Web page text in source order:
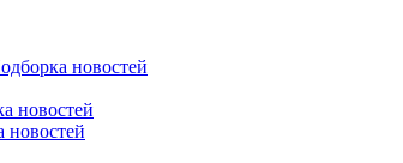
новостей
новостей
новостей